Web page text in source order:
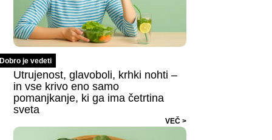
Dobro je vedeti
Utrujenost, glavoboli, krhki nohti –
in vse krivo eno samo
pomanjkanje, ki ga ima četrtina
sveta
VEČ >